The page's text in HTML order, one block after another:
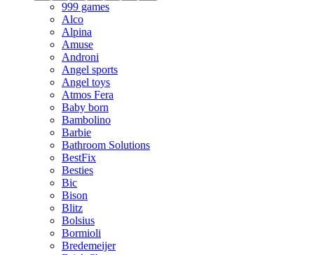
999 games
Alco
Alpina
Amuse
Androni
Angel sports
Angel toys
Atmos Fera
Baby born
Bambolino
Barbie
Bathroom Solutions
BestFix
Besties
Bic
Bison
Blitz
Bolsius
Bormioli
Bredemeijer